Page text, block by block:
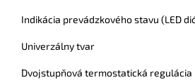
Indikácia prevádzkového stavu (LED
Univerzálny tvar
Dvojstupňová termostatická regulácia